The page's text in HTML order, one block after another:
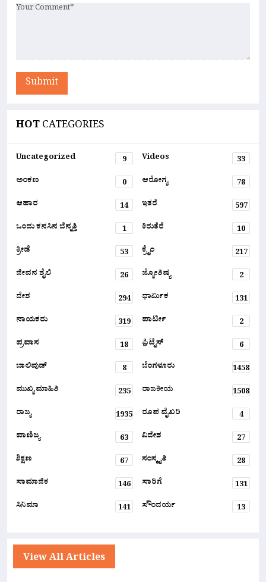
Submit
HOTCATEGORIES
Uncategorized 9 Videos
33
ಅಂಕಣ
0 ಆರೋಗ್ಯ
78
ಆಹಾರ
14 ಇತರೆ
597
ಒಂದು ಕನಸಿನ ಬೆನ್ನತ್ತಿ
1 ಕಿರುತೆರೆ
10
ಕ್ರೀಡೆ
53 ಕ್ರೈಂ
217
ಜೀವನ ಶೈಲಿ
26 ಜ್ಯೋತಿಷ್ಯ
2
ದೇಶ
294 ಧಾರ್ಮಿಕ
131
ನಾಯಕರು
319 ಪಾರ್ಟೀ
2
ಪ್ರವಾಸ
18 ಫ಼ಿಟ್ನೆಸ್
6
ಬಾಲಿವುಡ್
8 ಬೆಂಗಳೂರು
1458
ಮುಖ್ಯ ಮಾಹಿತಿ
235 ರಾಜಕೀಯ
1508
ರಾಜ್ಯ
1935 ರೂಪ ವೈಖರಿ
4
ವಾಣಿಜ್ಯ
63 ವಿದೇಶ
27
ಶಿಕ್ಷಣ
67 ಸಂಸ್ಕೃತಿ
28
ಸಾಮಾಜಿಕ
146 ಸಾರಿಗೆ
131
ಸಿನಿಮಾ
141 ಸೌಂದರ್ಯ 13
View All Articles